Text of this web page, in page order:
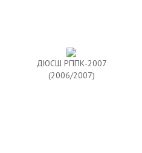
ДЮСШ РППК-2007
(2006/2007)